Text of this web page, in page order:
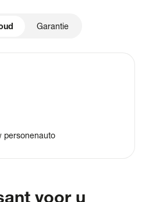
Garantie
personenauto
voor u